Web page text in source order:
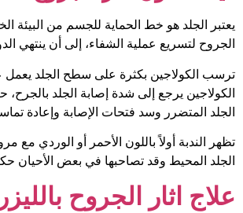
يعتبر الجلد هو خط الحماية للجسم من البيئة
الجروح لتسريع عملية الشفاء، إلى أن ينتهي
ترسب الكولاجين بكثرة على سطح الجلد يعمل
الكولاجين يرجع إلى شدة إصابة الجلد
الجلد المتضرر وسد فتحات الإصابة وإعادة
تظهر الندبة أولاً باللون الأحمر أو الوردي مع
الجلد المحيط وقد تصاحبها في بعض الأحيان
علاج اثار الجروح بالليزر